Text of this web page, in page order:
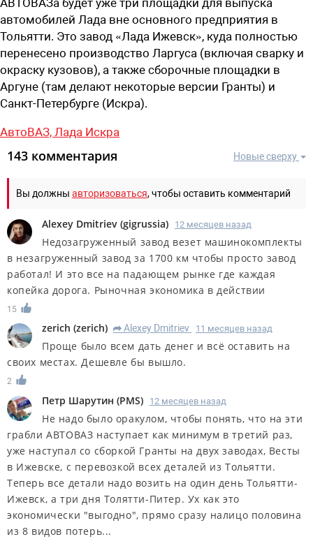
автомобилей Лада вне основного предприятия в
Тольятти. Это завод «Лада Ижевск», куда полностью
перенесено производство Ларгуса (включая сварку и
окраску кузовов), а также сборочные площадки в
Аргуне (там делают некоторые версии Гранты) и
Санкт-Петербурге (Искра).
АвтоВАЗ, Лада Искра
Новые сверху
143 комментария
Вы должны авторизоваться, чтобы оставить комментарий
Alexey Dmitriev (gigrussia) 12 месяцев назад
Недозагруженный завод везет машинокомплекты
в незагруженный завод за 1700 км чтобы просто завод
работал! И это все на падающем рынке где каждая
копейка дорога. Рыночная экономика в действии
15
zerich (zerich) R Alexey Dmitriev 11 месяцев назад
Проще было всем дать денег и всё оставить на
своих местах. Дешевле бы вышло.
2
Петр Шарутин (PMS) 12 месяцев назад
Не надо было оракулом, чтобы понять, что на эти
грабли АВТОВАЗ наступает как минимум в третий раз,
уже наступал со сборкой Гранты на двух заводах, Весты
в Ижевске, с перевозкой всех деталей из Тольятти.
Теперь все детали надо возить на один день Тольятти-
Ижевск, а три дня Толятти-Питер. Ух как это
экономически "выгодно", прямо сразу налицо половина
из 8 видов потерь...